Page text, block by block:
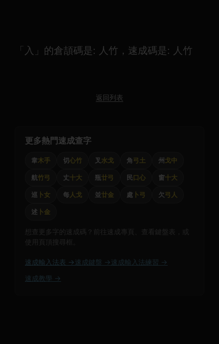
「入」的倉頡碼是: 人竹，速成碼是: 人竹
返回列表
更多熱門速成查字
韋木手 切心竹 叉 水戈 角弓土 州 戈中
航竹弓 丈十大 瓶廿弓 民口心 窗十大
巡 卜女 每人戈 並廿金 處 卜弓 欠弓人
述 卜金
想查更多字的速成碼？前往速成專頁、查看鍵盤表，或
使用頁頂搜尋框。
速成輸入法表 → 速成鍵盤 → 速成輸入法練習 →
速成教學 →